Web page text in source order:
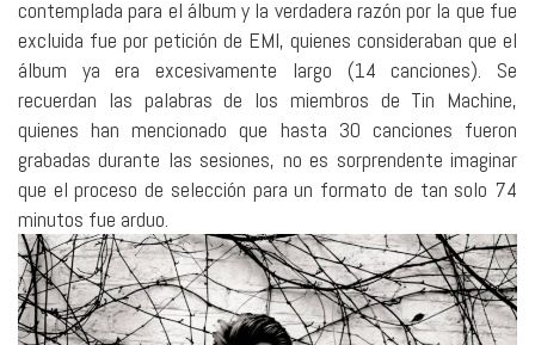
contemplada para el álbum y la verdadera razón por la que fue
excluida fue por petición de EMI, quienes consideraban que el
álbum ya era excesivamente largo (14 canciones). Se
recuerdan las palabras de los miembros de Tin Machine,
quienes han mencionado que hasta 30 canciones fueron
grabadas durante las sesiones, no es sorprendente imaginar
que el proceso de selección para un formato de tan solo 74
minutos fue arduo.